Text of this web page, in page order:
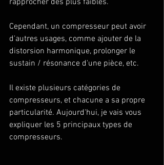
Cependant, un compresseur peut avoir
d'autres usages, comme ajouter de la
distorsion harmonique, prolonger le
sustain / résonance d'une pièce, etc.
Il existe plusieurs catégories de
compresseurs, et chacune a sa propre
particularité. Aujourd'hui, je vais vous
expliquer les 5 principaux types de
compresseurs.